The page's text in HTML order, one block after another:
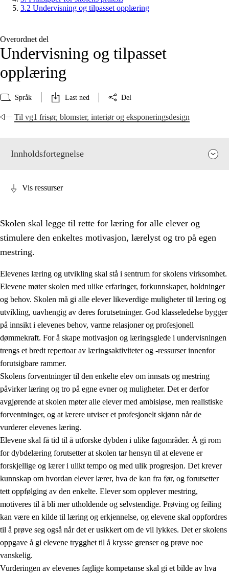
3.2 Undervisning og tilpasset opplæring
Overordnet del
Undervisning og tilpasset
opplæring
Språk Last ned Del
Til vg1 frisør, blomster, interiør og eksponeringsdesign
Innholdsfortegnelse
3. Prinsipper for skolens praksis
3.1 Et inkluderende læringsmiljø
3.2 Undervisning og tilpasset opplæring
3.3 Samarbeid mellom hjem og skole
3.4 Opplæring i lærebedrift og arbeidsliv
3.5 Profesjonsfellesskap og skoleutvikling
Vis ressurser
Skolen skal legge til rette for læring for alle elever og
stimulere den enkeltes motivasjon, lærelyst og tro på egen
mestring.
Elevenes læring og utvikling skal stå i sentrum for skolens virksomhet.
Elevene møter skolen med ulike erfaringer, forkunnskaper, holdninger
og behov. Skolen må gi alle elever likeverdige muligheter til læring og
utvikling, uavhengig av deres forutsetninger. God klasseledelse bygger
på innsikt i elevenes behov, varme relasjoner og profesjonell
dømmekraft. For å skape motivasjon og læringsglede i undervisningen
trengs et bredt repertoar av læringsaktiviteter og -ressurser innenfor
forutsigbare rammer.
Skolens forventninger til den enkelte elev om innsats og mestring
påvirker læring og tro på egne evner og muligheter. Det er derfor
avgjørende at skolen møter alle elever med ambisiøse, men realistiske
forventninger, og at lærere utviser et profesjonelt skjønn når de
vurderer elevenes læring.
Elevene skal få tid til å utforske dybden i ulike fagområder. Å gi rom
for dybdelæring forutsetter at skolen tar hensyn til at elevene er
forskjellige og lærer i ulikt tempo og med ulik progresjon. Det krever
kunnskap om hvordan elever lærer, hva de kan fra før, og forutsetter
tett oppfølging av den enkelte. Elever som opplever mestring,
motiveres til å bli mer utholdende og selvstendige. Prøving og feiling
kan være en kilde til læring og erkjennelse, og elevene skal oppfordres
til å prøve seg også når det er usikkert om de vil lykkes. Det er skolens
oppgave å gi elevene trygghet til å krysse grenser og prøve noe
vanskelig.
Vurderingen av elevenes faglige kompetanse skal gi et bilde av hva